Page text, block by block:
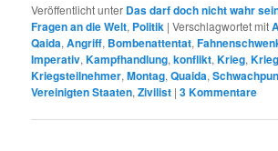
Veröffentlicht unter Das darf doch nicht wahr
Fragen an die Welt, Politik |Verschlagwortet mit
Qaida,Angriff, Bombenattentat,
Imperativ,Kampfhandlung,konflikt,Krieg,
Kriegsteilnehmer,Montag,Quaida,
Vereinigten Staaten,Zivilist |3Kommentare